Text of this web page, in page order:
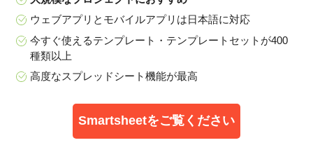
ウェブアプリとモバイルアプリは日本語に対応
今すぐ使えるテンプレート・テンプレートセットが400
種類以上
高度なスプレッドシート機能が最高
Smartsheetをご覧ください